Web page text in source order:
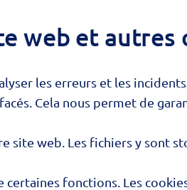
web et
les erreurs et les
Cela nous permet de
site web. Les fichiers y sont
fonctions. Les